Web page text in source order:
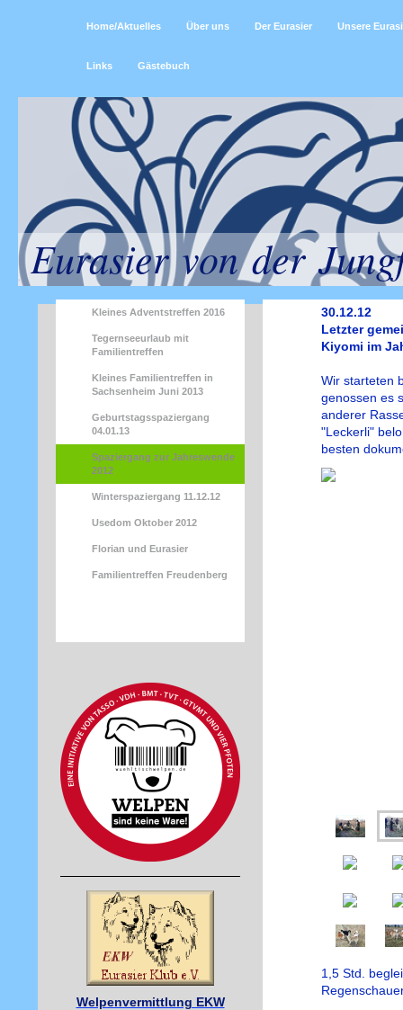
Home/Aktuelles Über uns Der Eurasier Unsere
Links Gästebuch
Eurasier von der
Kleines Adventstreffen 2016
Tegernseeurlaub mit
Familientreffen
Kleines Familientreffen in
Sachsenheim Juni 2013
Geburtstagsspaziergang
04.01.13
Spaziergang zur Jahreswende
2012
Winterspaziergang 11.12.12
Usedom Oktober 2012
Florian und Eurasier
Familientreffen Freudenberg
Welpenvermittlung EKW
30.12.12
Letzter
Kiyomi im
Wir starteten
genossen es
anderer
"Leckerli"
besten
1,5 Std.